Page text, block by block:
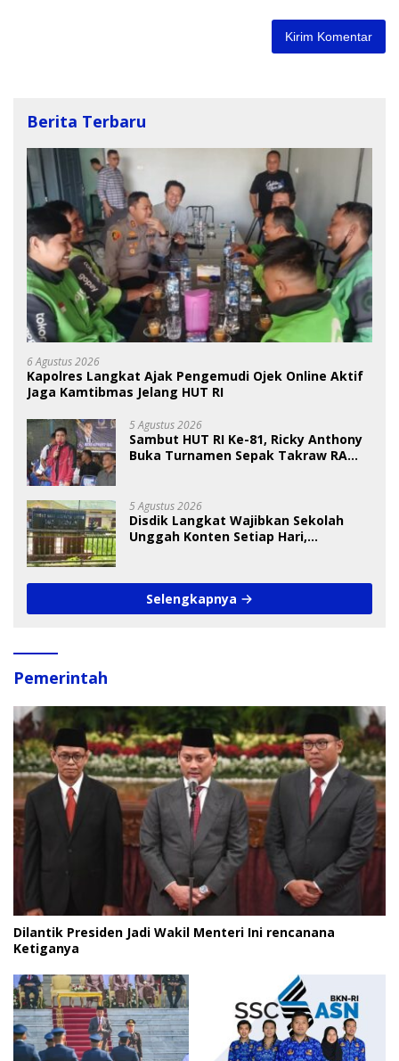
Berita Terbaru
6 Agustus 2026
Kapolres Langkat Ajak Pengemudi Ojek Online Aktif
Jaga Kamtibmas Jelang HUT RI
5 Agustus 2026
Sambut HUT RI Ke-81, Ricky Anthony
Buka Turnamen Sepak Takraw RA
5 Agustus 2026
Disdik Langkat Wajibkan Sekolah
Unggah Konten Setiap Hari,
Selengkapnya
Pemerintah
Dilantik Presiden Jadi Wakil Menteri Ini rencanana
Ketiganya